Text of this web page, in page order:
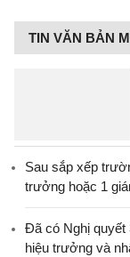
TIN VĂN BẢN
Sau sắp xếp
trưởng hoặc 1
Đã có Nghị quyết
hiệu trưởng và